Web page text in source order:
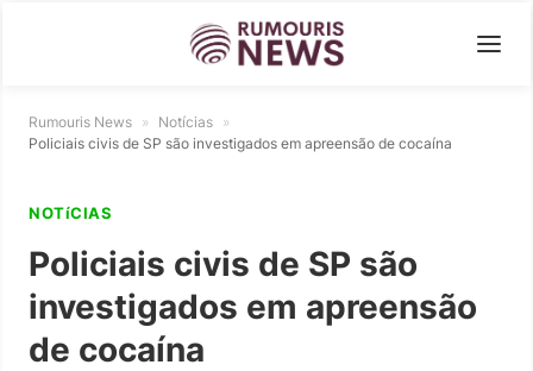
Rumouris News » Notícias »
Policiais civis de SP são investigados em apreensão de cocaína
NOTíCIAS
Policiais civis de SP são
investigados em apreensão
de cocaína